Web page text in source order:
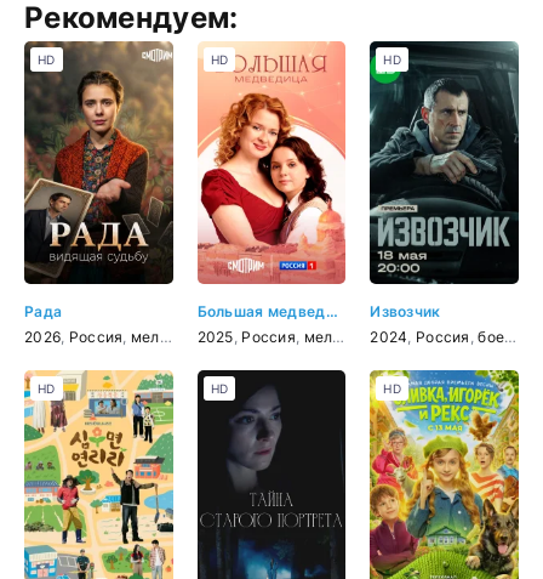
Рекомендуем:
Рада
2026 Россия мелодрама ,детектив, криминал
HD
Большая медведица
2025 Россия мелодрама
HD
Извозчик
2024 Россия ,боевик
HD
HD HD HD